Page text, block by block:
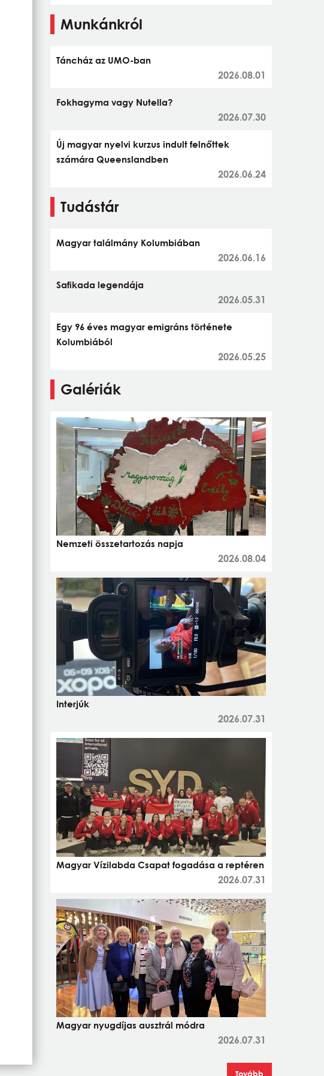
Munkánkról
Táncház az UMO-ban
2026.08.01
Fokhagyma vagy Nutella?
2026.07.30
Új magyar nyelvi kurzus indult felnőttek
számára Queenslandben
2026.06.24
Tudástár
Magyar találmány Kolumbiában
2026.06.16
Safikada legendája
2026.05.31
Egy 96 éves magyar emigráns története
Kolumbiából
2026.05.25
Galériák
Nemzeti összetartozás napja
2026.08.04
Interjúk
2026.07.31
Magyar Vízilabda Csapat fogadása a reptéren
2026.07.31
Magyar nyugdíjas ausztrál módra
2026.07.31
Tovább